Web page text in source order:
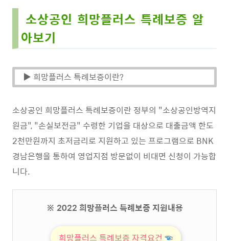
소상공인 희망플러스 특례보증 알
아보기
▶ 희망플러스 특례보증이란?
소상공인 희망플러스 특례보증이란 정부의 "소상공인방역지
원금", "손실보전금" 수령한 기업을 대상으로 대출금액 한도
2천만원까지 초저금리로 지원하고 있는 프로그램으로 BNK
경남은행을 통하여 영업지점 방문없이 비대면 신청이 가능합
니다.
※ 2022 희망플러스 특례보증 지원내용
희망플러스 특례보증 자격요건 ☜